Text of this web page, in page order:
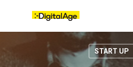
content
START UP